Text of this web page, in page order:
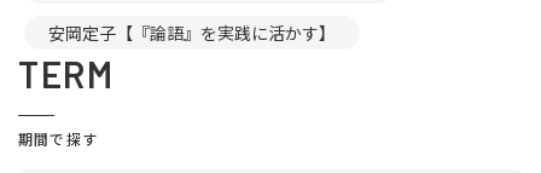
安岡定子【『論語』を実践に活かす】
TERM
期間で探す